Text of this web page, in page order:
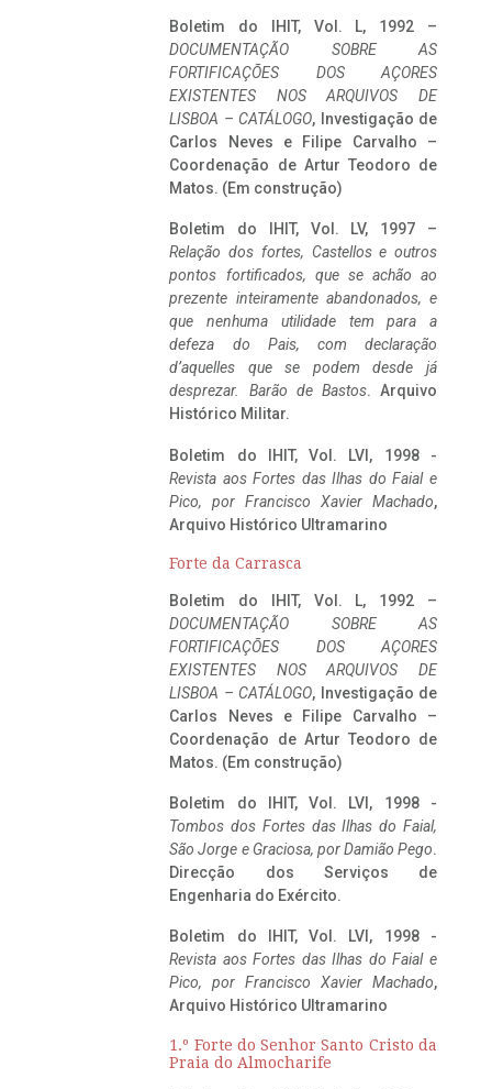
Boletim do IHIT, Vol. L, 1992 –
DOCUMENTAÇÃO SOBRE AS
FORTIFICAÇÕES DOS AÇORES
EXISTENTES NOS ARQUIVOS DE
LISBOA – CATÁLOGO, Investigação de
Carlos Neves e Filipe Carvalho –
Coordenação de Artur Teodoro de
Matos. (Em construção)
Boletim do IHIT, Vol. LV, 1997 –
Relação dos fortes, Castellos e outros
pontos fortificados, que se achão ao
prezente inteiramente abandonados, e
que nenhuma utilidade tem para a
defeza do Pais, com declaração
d’aquelles que se podem desde já
desprezar. Barão de Bastos. Arquivo
Histórico Militar.
Boletim do IHIT, Vol. LVI, 1998 -
Revista aos Fortes das Ilhas do Faial e
Pico, por Francisco Xavier Machado,
Arquivo Histórico Ultramarino
Forte da Carrasca
Boletim do IHIT, Vol. L, 1992 –
DOCUMENTAÇÃO SOBRE AS
FORTIFICAÇÕES DOS AÇORES
EXISTENTES NOS ARQUIVOS DE
LISBOA – CATÁLOGO, Investigação de
Carlos Neves e Filipe Carvalho –
Coordenação de Artur Teodoro de
Matos. (Em construção)
Boletim do IHIT, Vol. LVI, 1998 -
Tombos dos Fortes das Ilhas do Faial,
São Jorge e Graciosa, por Damião Pego.
Direcção dos Serviços de
Engenharia do Exército.
Boletim do IHIT, Vol. LVI, 1998 -
Revista aos Fortes das Ilhas do Faial e
Pico, por Francisco Xavier Machado,
Arquivo Histórico Ultramarino
1.º Forte do Senhor Santo Cristo da
Praia do Almocharife